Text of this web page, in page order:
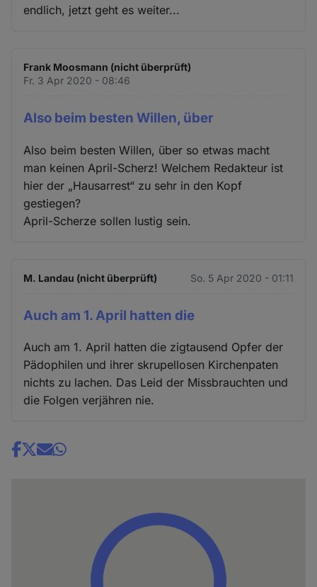
endlich, jetzt geht es weiter...
Frank Moosmann (nicht überprüft)
Fr. 3 Apr 2020 - 08:46
Also beim besten Willen, über
Also beim besten Willen, über so etwas macht
man keinen April-Scherz! Welchem Redakteur ist
hier der „Hausarrest“ zu sehr in den Kopf
gestiegen?
April-Scherze sollen lustig sein.
M. Landau (nicht überprüft) So. 5 Apr 2020 - 01:11
Auch am 1. April hatten die
Auch am 1. April hatten die zigtausend Opfer der
Pädophilen und ihrer skrupellosen Kirchenpaten
nichts zu lachen. Das Leid der Missbrauchten und
die Folgen verjähren nie.
Share